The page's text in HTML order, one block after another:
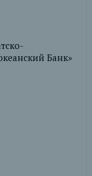
Банк»